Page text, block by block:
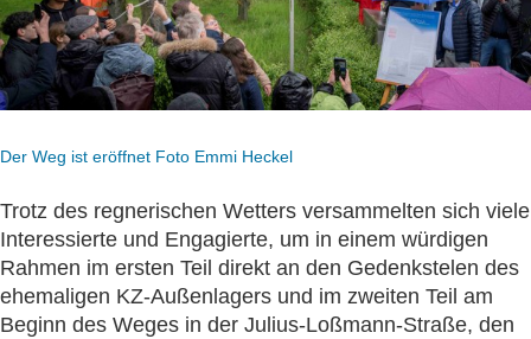
Der Weg ist eröffnet Foto Emmi Heckel
Trotz des regnerischen Wetters versammelten sich viele
Interessierte und Engagierte, um in einem würdigen
Rahmen im ersten Teil direkt an den Gedenkstelen des
ehemaligen KZ-Außenlagers und im zweiten Teil am
Beginn des Weges in der Julius-Loßmann-Straße, den